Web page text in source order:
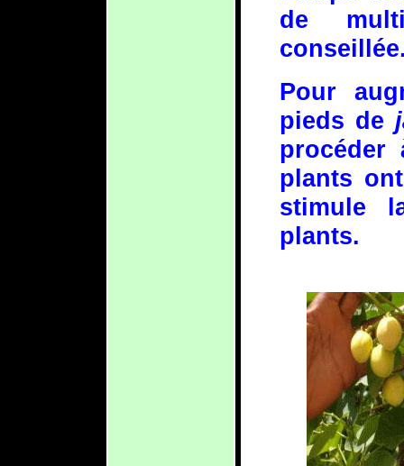
de
Pour
pieds de
procéder
plants
stimule
plants.